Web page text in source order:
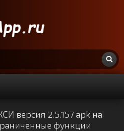
версия 2.5.157 apk на
функции